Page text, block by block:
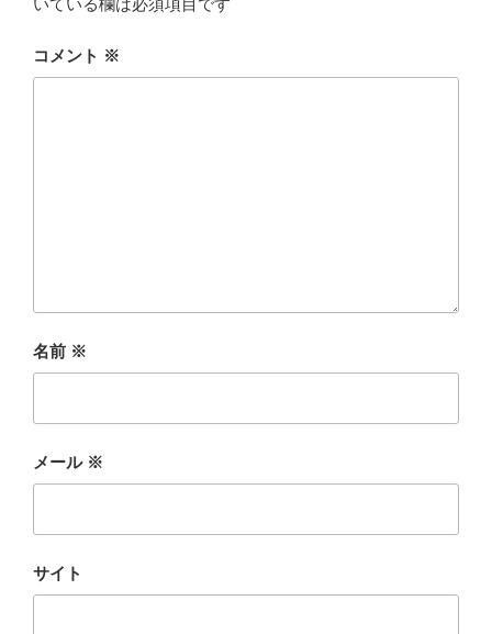
いている欄は必須項目です
コメント ※
名前 ※
メール ※
サイト